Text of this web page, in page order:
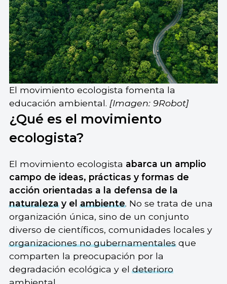
El movimiento ecologista fomenta la
educación ambiental. [Imagen: 9Robot]
¿Qué es el movimiento
ecologista?
El movimiento ecologista abarca un amplio
campo de ideas, prácticas y formas de
acción orientadas a la defensa de la
naturalezay elambiente. No se trata de una
organización única, sino de un conjunto
diverso de científicos, comunidades locales y
organizaciones no gubernamentalesque
comparten la preocupación por la
degradación ecológica y eldeterioro